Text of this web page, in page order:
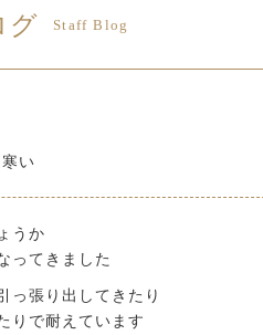
グ Staff Blog
い
うか
ってきました
っ張り出してきたり
りで耐えています